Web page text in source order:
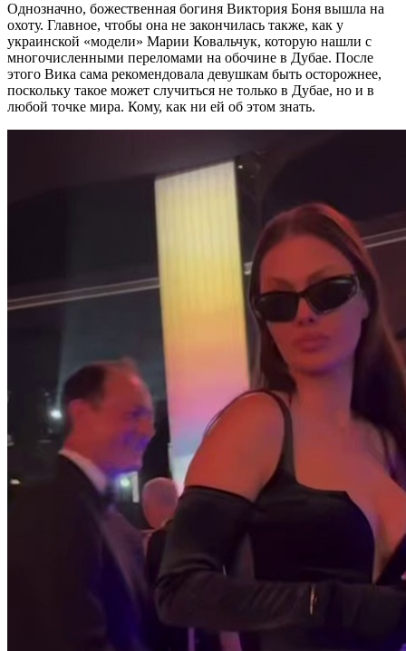
Однозначно, божественная богиня Виктория Боня вышла на
охоту. Главное, чтобы она не закончилась также, как у
украинской «модели» Марии Ковальчук, которую нашли с
многочисленными переломами на обочине в Дубае. После
этого Вика сама рекомендовала девушкам быть осторожнее,
поскольку такое может случиться не только в Дубае, но и в
любой точке мира. Кому, как ни ей об этом знать.